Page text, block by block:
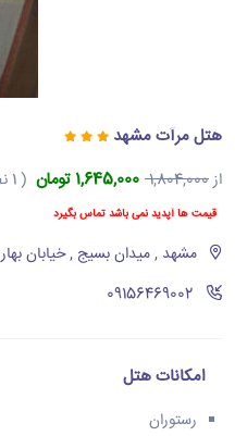
هتل مرآت مشهد
از1,804,000 1,645,000 تومان ( 1 نفر 1 شب)
قیمت ها آپدید نمی باشد تماس بگیرد
مشهد , میدان بسیج , خیابان بهار 3 , کوچه فرهنگ 12
‪09156469002‬
امکانات هتل
رستوران